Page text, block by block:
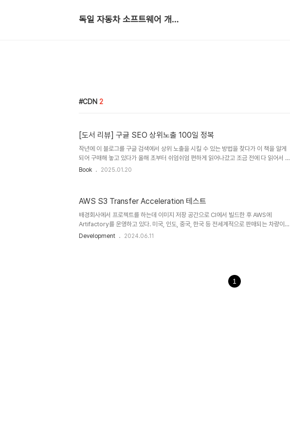
독일 자동차 소프트웨어 개발자
CDN 2
[도서 리뷰] 구글 SEO 상위노출 100일 정복
작년에 이 블로그를 구글 검색에서 상위 노출을 시킬 수 있는 방법을 찾다가 이 책을 알게
되어 구매해 놓고 있다가 올해 초부터 쉬엄쉬엄 편하게 읽어나갔고 조금 전에 다 읽어서 이
렇게 간단히 글로 남겨보려고 한다. 결론적으로 이 책은 블로그를 구글 검색엔진의 상위에
Optimization (검색 엔진 최적화)이다. 검색 엔진에 최적화 되기 위해서 어떤 일들을 해야
하는지에 대해서 알려주는 책이다. 그래도 추상적이지만 배울 것은 많이 있었다. 당..
Book 2025.01.20
AWS S3 Transfer Acceleration 테스트
배경회사에서 프로젝트를 하는데 이미지 저장 공간으로 CI에서 빌드한 후 AWS에
Artifactory를 운영하고 있다. 미국, 인도, 중국, 한국 등 전세계적으로 판매되는 차량이기
때문에 각 지역에 QA와 개발자들이 이미지를 받아서 테스트를 하는데 경우에 따라서는 5
Development 2024.06.11
1